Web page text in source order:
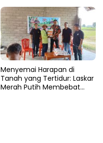
Menyemai Harapan di
Tanah yang Tertidur: Laskar
Merah Putih Membebat